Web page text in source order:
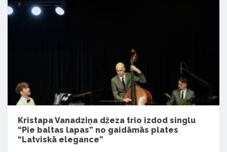
Kristapa Vanadziņa džeza trio izdod singlu
“Pie baltas lapas” no gaidāmās plates
“Latviskā elegance”